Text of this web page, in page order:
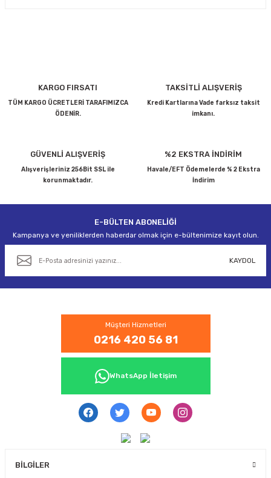
Ürün açıklamasında eksik bilgiler bulunuyor.
Ürün bilgilerinde hatalar bulunuyor.
Bu ürüne benzer farklı alternatifler olmalı.
KARGO FIRSATI
TÜM KARGO ÜCRETLERİ TARAFIMIZCA
ÖDENİR.
TAKSİTLİ ALIŞVERİŞ
Kredi Kartlarına Vade farksız taksit
imkanı.
GÜVENLİ ALIŞVERİŞ
Alışverişleriniz 256Bit SSL ile
korunmaktadır.
%2 EKSTRA İNDİRİM
Havale/EFT Ödemelerde % 2 Ekstra
İndirim
E-BÜLTEN ABONELİĞİ
Kampanya ve yeniliklerden haberdar olmak için e-bültenimize kayıt olun.
KAYDOL
Müşteri Hizmetleri
0216 420 56 81
WhatsApp İletişim
BİLGİLER